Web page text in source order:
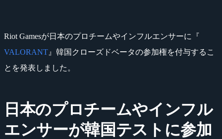
Riot Gamesが日本のプロチームやインフルエンサーに『
VALORANT 』韓国クローズドベータの参加権を付与するこ
とを発表しました。
日本のプロチームやインフル
エンサーが韓国テストに参加